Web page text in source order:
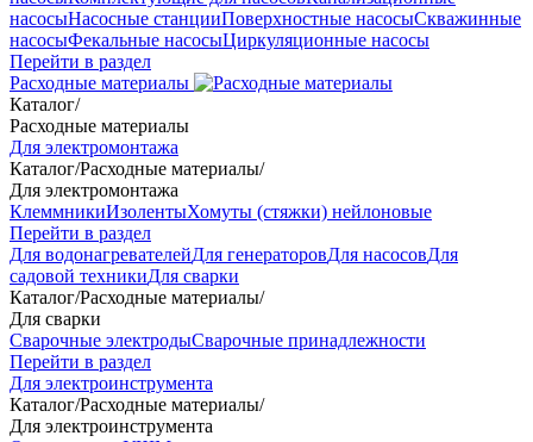
насосыНасосные станцииПоверхностные насосыСкважинные
насосыФекальные насосыЦиркуляционные насосы
Перейти в раздел
Расходные материалы
Каталог/
Расходные материалы
Для электромонтажа
Каталог/Расходные материалы/
Для электромонтажа
КлеммникиИзолентыХомуты (стяжки) нейлоновые
Перейти в раздел
Для водонагревателейДля генераторовДля насосовДля
садовой техникиДля сварки
Каталог/Расходные материалы/
Для сварки
Сварочные электродыСварочные принадлежности
Перейти в раздел
Для электроинструмента
Каталог/Расходные материалы/
Для электроинструмента